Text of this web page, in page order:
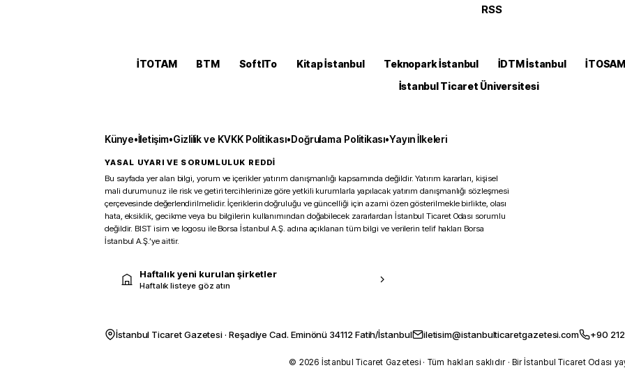
RSS
İTOTAM BTM SoftITo Kitap İstanbul Teknopark İstanbul İDTM İstanbul İTOSAM
İstanbul Ticaret Üniversitesi
Künye•İletişim•Gizlilik ve KVKK Politikası•Doğrulama Politikası•Yayın İlkeleri
YASAL UYARI VE SORUMLULUK REDDİ
Bu sayfada yer alan bilgi, yorum ve içerikler yatırım danışmanlığı kapsamında değildir. Yatırım kararları, kişisel
mali durumunuz ile risk ve getiri tercihlerinize göre yetkili kurumlarla yapılacak yatırım danışmanlığı sözleşmesi
çerçevesinde değerlendirilmelidir. İçeriklerin doğruluğu ve güncelliği için azami özen gösterilmekle birlikte, olası
hata, eksiklik, gecikme veya bu bilgilerin kullanımından doğabilecek zararlardan İstanbul Ticaret Odası sorumlu
değildir. BIST isim ve logosu ile Borsa İstanbul A.Ş. adına açıklanan tüm bilgi ve verilerin telif hakları Borsa
İstanbul A.Ş.’ye aittir.
Haftalık yeni kurulan şirketler
Haftalık listeye göz atın
İstanbul Ticaret Gazetesi · Reşadiye Cad. Eminönü 34112 Fatih/İstanbul iletisim@istanbulticaretgazetesi.com +90
© 2026 İstanbul Ticaret Gazetesi · Tüm hakları saklıdır · Bir İstanbul Ticaret Odası